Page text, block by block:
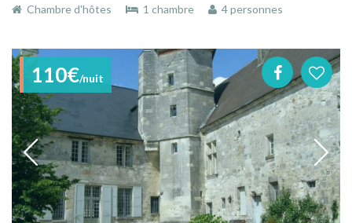
Chambre d'hôtes
1 chambre 4 personnes
110€/nuit